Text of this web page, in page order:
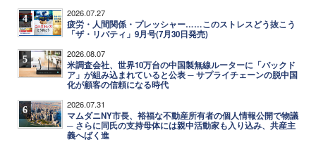
4 2026.07.27
疲労・人間関係・プレッシャー……このストレスどう抜こう
「ザ・リバティ」9月号(7月30日発売)
5 2026.08.07
米調査会社、世界10万台の中国製無線ルーターに「バックド
ア」が組み込まれていると公表 ─ サプライチェーンの脱中国
化が顧客の信頼になる時代
6 2026.07.31
マムダニNY市長、裕福な不動産所有者の個人情報公開で物議
─ さらに同氏の支持母体には親中活動家も入り込み、共産主
義へばく進